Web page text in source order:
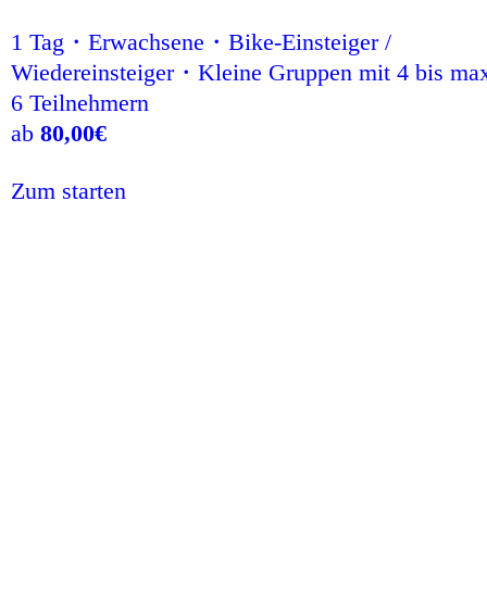
1 Tag・Erwachsene・Bike-Einsteiger /
Wiedereinsteiger・Kleine Gruppen mit 4 bis
6 Teilnehmern
ab 80,00€
Zum starten